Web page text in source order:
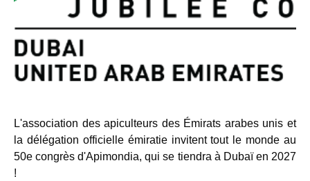
L'association des apiculteurs des Émirats arabes unis et
la délégation officielle émiratie invitent tout le monde au
50e congrès d'Apimondia, qui se tiendra à Dubaï en 2027
!